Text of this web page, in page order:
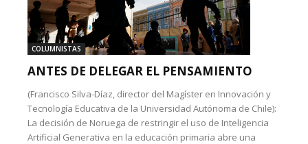
COLUMNISTAS
ANTES DE DELEGAR EL PENSAMIENTO
(Francisco Silva-Díaz, director del Magíster en Innovación y
Tecnología Educativa de la Universidad Autónoma de Chile):
La decisión de Noruega de restringir el uso de Inteligencia
Artificial Generativa en la educación primaria abre una